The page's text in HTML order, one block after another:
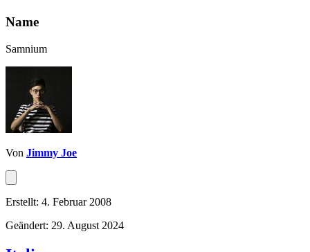
Name
Samnium
Von Jimmy Joe
Erstellt: 4. Februar 2008
Geändert: 29. August 2024